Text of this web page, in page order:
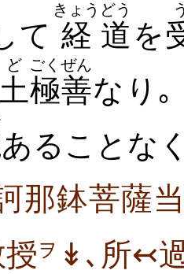
て 経
きょう
道
どう
を
土
ど
極善
ごくぜん
なり｡
あることな
那鉢菩薩
ヲ ↡､所↢